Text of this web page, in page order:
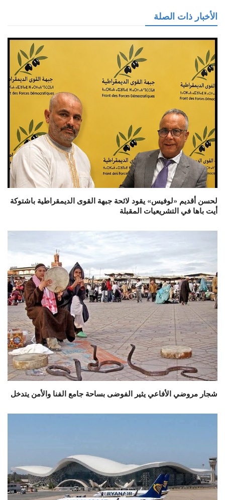
الأخبار ذات الصلة
لحسن أقديم «لوفيس» يقود لائحة جبهة القوى الديمقراطية باشتوكة
أيت باها في التشريعيات المقبلة
شجار مروضي الأفاعي يثير الفوضى بساحة جامع الفنا والأمن يتدخل